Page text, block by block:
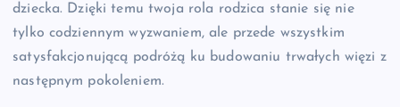
dziecka. Dzięki temu twoja rola rodzica stanie się nie
tylko codziennym wyzwaniem, ale przede wszystkim
satysfakcjonującą podróżą ku budowaniu trwałych więzi z
następnym pokoleniem.